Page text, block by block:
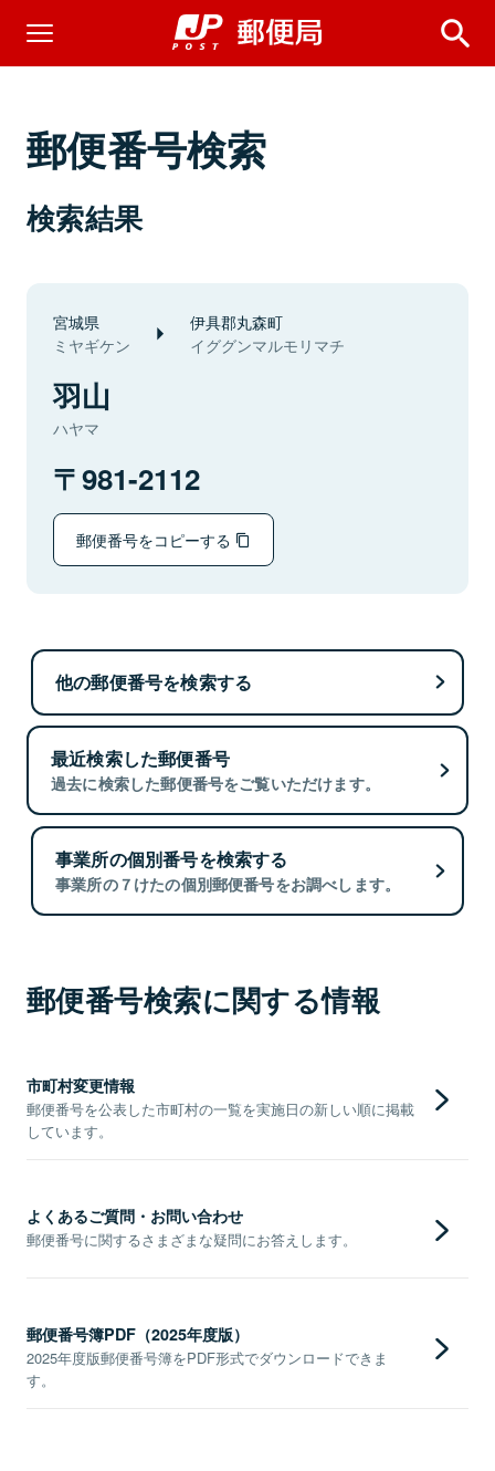
郵便番号検索
検索結果
宮城県
ミヤギケン
伊具郡丸森町
イググンマルモリマチ
羽山
ハヤマ
981-2112
郵便番号をコピーする
他の郵便番号を検索する
最近検索した郵便番号
過去に検索した郵便番号をご覧いただけます。
事業所の個別番号を検索する
事業所の７けたの個別郵便番号をお調べします。
郵便番号検索に関する情報
市町村変更情報
郵便番号を公表した市町村の一覧を実施日の新しい順に掲載
しています。
よくあるご質問・お問い合わせ
郵便番号に関するさまざまな疑問にお答えします。
郵便番号簿PDF（2025年度版）
2025年度版郵便番号簿をPDF形式でダウンロードできま
す。